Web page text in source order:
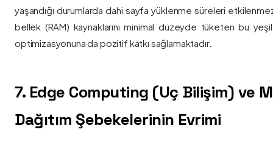
yaşandığı durumlarda dahi sayfa yüklenme süreleri
bellek (RAM) kaynaklarını minimal düzeyde tüketen bu yeşil
optimizasyonuna da pozitif katkı sağlamaktadır.
7. Edge Computing (Uç Bilişim) ve
Dağıtım Şebekelerinin Evrimi